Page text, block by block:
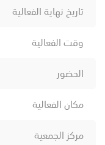
تاريخ نهاية الفعالية
وقت الفعالية
الحضور
مكان الفعالية
مركز الجمعية